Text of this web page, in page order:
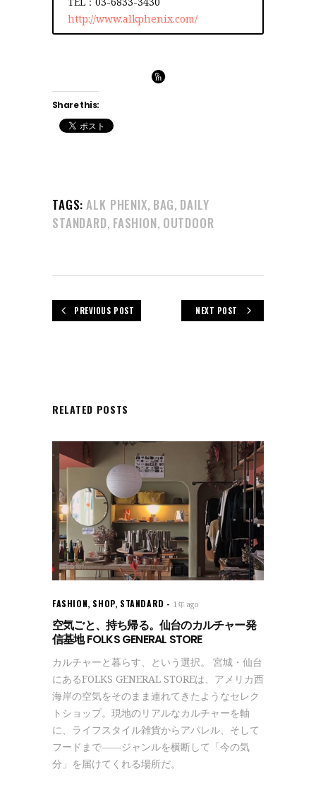
http://www.alkphenix.com/
Share this:
TAGS: ALK PHENIX, BAG, DAILY
STANDARD, FASHION, OUTDOOR
PREVIOUS POST NEXT POST
RELATED POSTS
FASHION, SHOP, STANDARD 1年 ago
空気ごと、持ち帰る。仙台のカルチャー発
信基地 FOLKS GENERAL STORE
カルチャーと暮らす、という選択。 宮城・仙台
にあるFOLKS GENERAL STOREは、アメリカ西
海岸の空気をそのまま連れてきたようなセレク
トショップ。現地のリアルなカルチャーを軸
に、ライフスタイル雑貨からアパレル、そして
フードまで——ジャンルを横断して「今の気
分」を届けてくれる場所だ。